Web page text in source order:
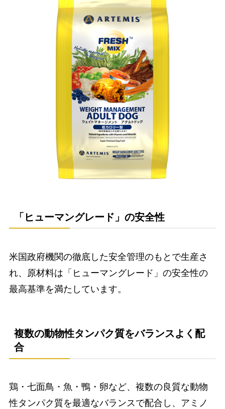
「ヒューマングレード」の安全性
米国政府機関の徹底した安全管理のもとで生産さ
れ、原材料は「ヒューマングレード」の安全性の
最高基準を満たしています。
複数の動物性タンパク質をバランスよく配
合
鶏・七面鳥・魚・鴨・卵など、複数の良質な動物
性タンパク質を最適なバランスで配合し、アミノ